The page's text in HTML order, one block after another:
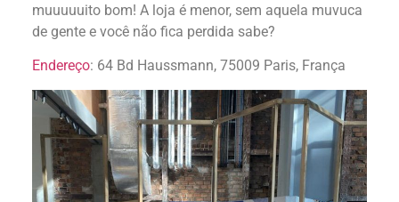
muuuuuito bom! A loja é menor, sem aquela muvuca
de gente e você não fica perdida sabe?
Endereço: 64 Bd Haussmann, 75009 Paris, França